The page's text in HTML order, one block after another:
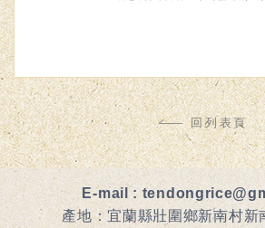
回列表頁
E-mail :
產地：宜蘭縣壯圍鄉新南村新